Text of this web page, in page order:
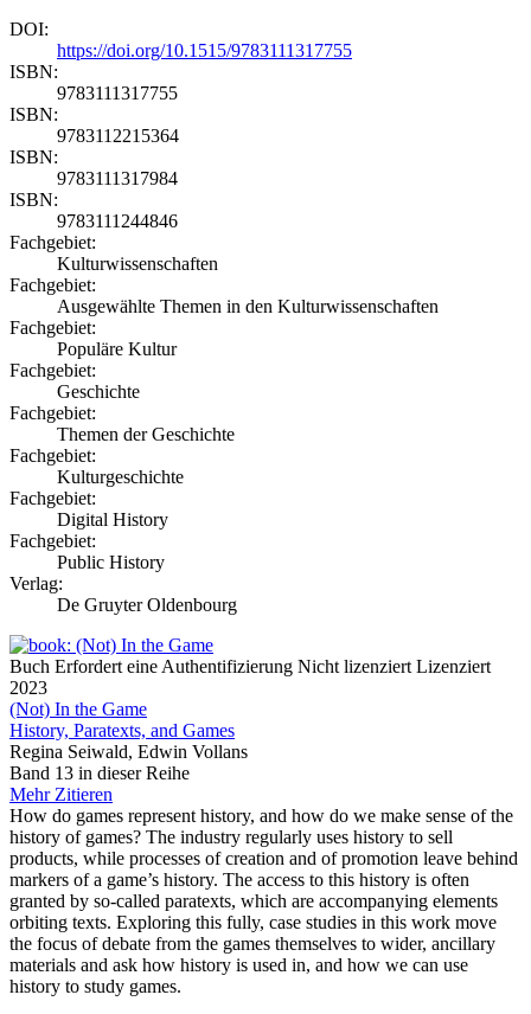
DOI:
https://doi.org/10.1515/9783111317755
ISBN:
9783111317755
ISBN:
9783112215364
ISBN:
9783111317984
ISBN:
9783111244846
Fachgebiet:
Kulturwissenschaften
Fachgebiet:
Ausgewählte Themen in den Kulturwissenschaften
Fachgebiet:
Populäre Kultur
Fachgebiet:
Geschichte
Fachgebiet:
Themen der Geschichte
Fachgebiet:
Kulturgeschichte
Fachgebiet:
Digital History
Fachgebiet:
Public History
Verlag:
De Gruyter Oldenbourg
Buch Erfordert eine Authentifizierung Nicht lizenziert Lizenziert
2023
(Not) In the Game
History, Paratexts, and Games
Regina Seiwald, Edwin Vollans
Band 13 in dieser Reihe
Mehr Zitieren
How do games represent history, and how do we make sense of the
history of games? The industry regularly uses history to sell
products, while processes of creation and of promotion leave behind
markers of a game’s history. The access to this history is often
granted by so-called paratexts, which are accompanying elements
orbiting texts. Exploring this fully, case studies in this work move
the focus of debate from the games themselves to wider, ancillary
materials and ask how history is used in, and how we can use
history to study games.